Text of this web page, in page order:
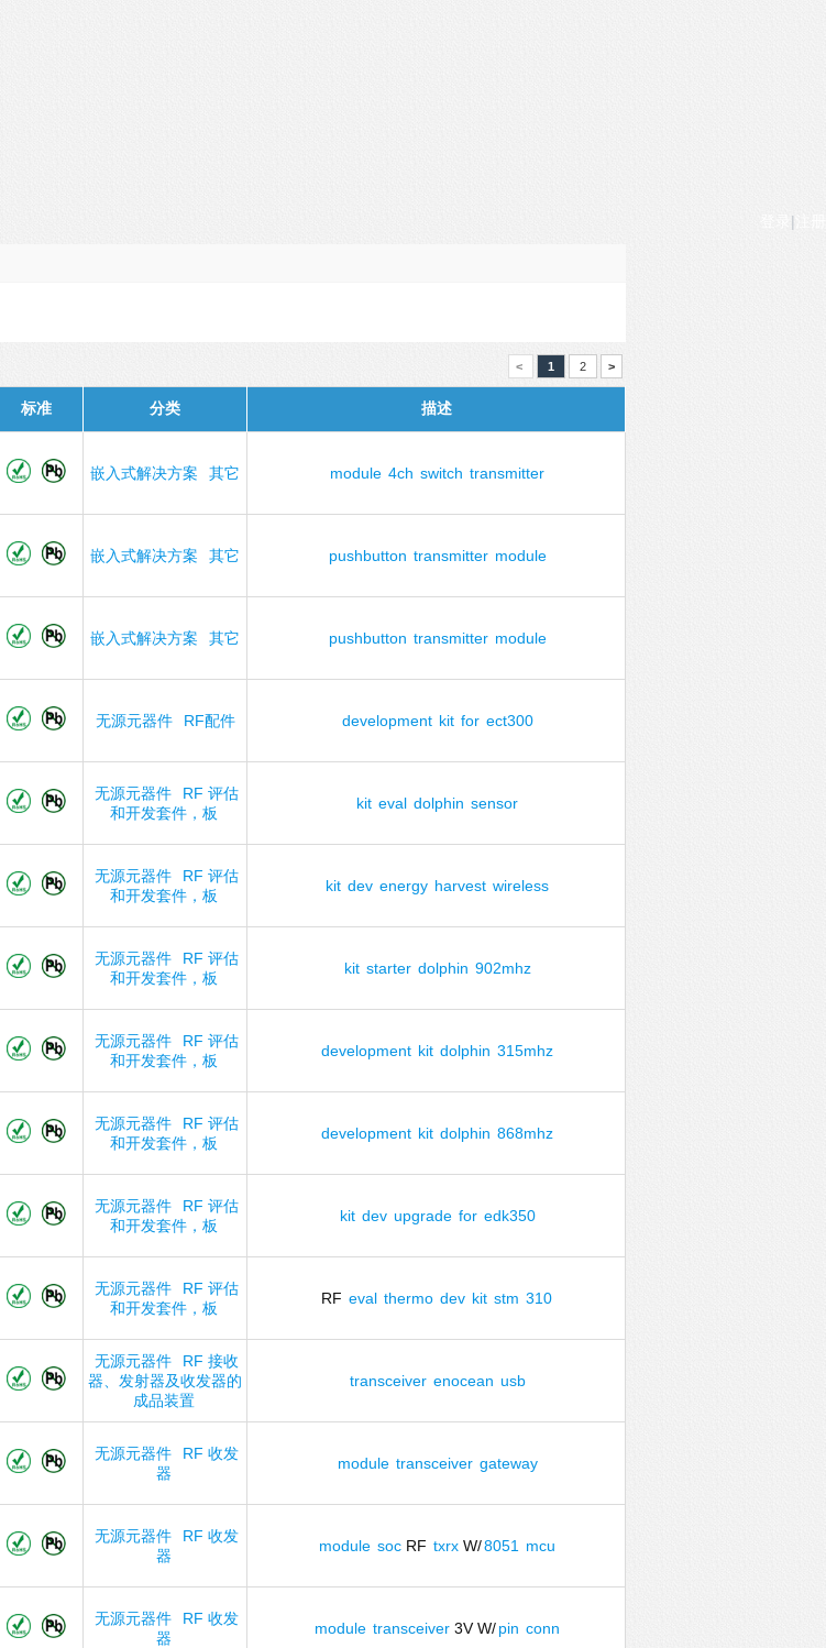
|
< 1 2 >
标准 分类 描述
嵌入式解决方案 其它 module 4ch switch transmitter
嵌入式解决方案 其它 pushbutton transmitter module
嵌入式解决方案 其它 pushbutton transmitter module
无源元器件 RF配件 development kit for ect300
无源元器件
RF 评估
和开发套件，板
kit eval dolphin sensor
无源元器件
RF 评估
和开发套件，板
kit dev energy harvest wireless
无源元器件
RF 评估
和开发套件，板
kit starter dolphin 902mhz
无源元器件
RF 评估
和开发套件，板
development kit dolphin 315mhz
无源元器件
RF 评估
和开发套件，板
development kit dolphin 868mhz
无源元器件
RF 评估
和开发套件，板
kit dev upgrade for edk350
无源元器件
RF 评估
和开发套件，板
RF eval thermo dev kit stm 310
无源元器件
RF 接收
器、发射器及收发器的
成品装置
transceiver enocean usb
无源元器件
RF 收发
器
module transceiver gateway
无源元器件
RF 收发
器
module soc RF txrx W/8051 mcu
无源元器件
RF 收发
器
module transceiver 3V W/pin conn